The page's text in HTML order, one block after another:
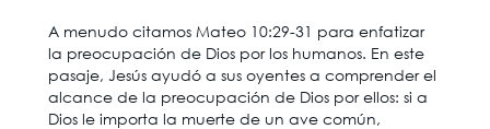
A menudo citamos Mateo 10:29-31 para enfatizar
la preocupación de Dios por los humanos. En este
pasaje, Jesús ayudó a sus oyentes a comprender el
alcance de la preocupación de Dios por ellos: si a
Dios le importa la muerte de un ave común,